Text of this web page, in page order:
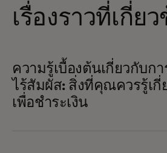
เรื่องราวที่เกี่ย
ความรู้เบื้องต้นเกี่ยวกับก
ไร้สัมผัส: สิ่งที่คุณควรรู้เกี่
เพื่อชำระเงิน